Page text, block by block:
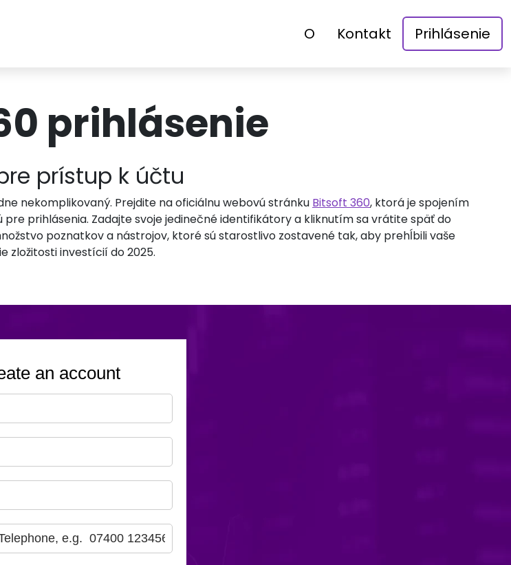
O Kontakt Prihlásenie
prihlásenie
prístup k účtu
nekomplikovaný. Prejdite na oficiálnu webovú stránku Bitsoft 360, ktorá je spojením
prihlásenia. Zadajte svoje jedinečné identifikátory a kliknutím sa vrátite späť do
poznatkov a nástrojov, ktoré sú starostlivo zostavené tak, aby prehĺbili vaše
zložitosti investícií do 2025.